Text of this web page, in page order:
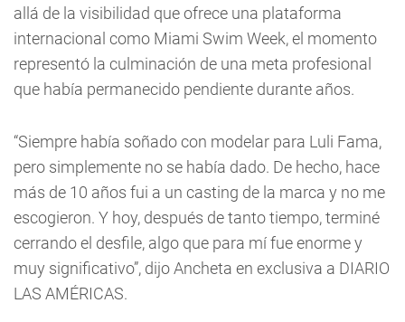
allá de la visibilidad que ofrece una plataforma
internacional como Miami Swim Week, el momento
representó la culminación de una meta profesional
que había permanecido pendiente durante años.
“Siempre había soñado con modelar para Luli Fama,
pero simplemente no se había dado. De hecho, hace
más de 10 años fui a un casting de la marca y no me
escogieron. Y hoy, después de tanto tiempo, terminé
cerrando el desfile, algo que para mí fue enorme y
muy significativo”, dijo Ancheta en exclusiva a DIARIO
LAS AMÉRICAS.